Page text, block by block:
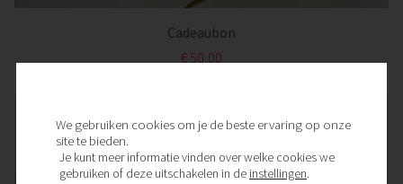
Cadeaubon
€ 50,00
We gebruiken cookies om je de beste ervaring op onze
site te bieden.
Je kunt meer informatie vinden over welke cookies we
gebruiken of deze uitschakelen in de instellingen.